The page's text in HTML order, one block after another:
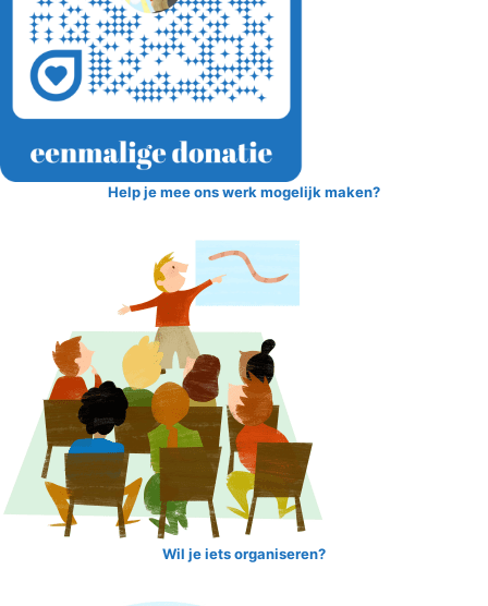
Help je mee ons werk mogelijk maken?
Wil je iets organiseren?